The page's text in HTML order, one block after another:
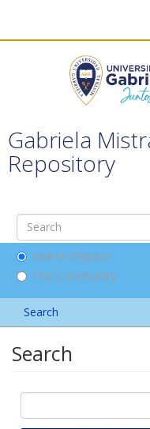
Gabriela
Repository
Search DSpace
This Community
Search
Search